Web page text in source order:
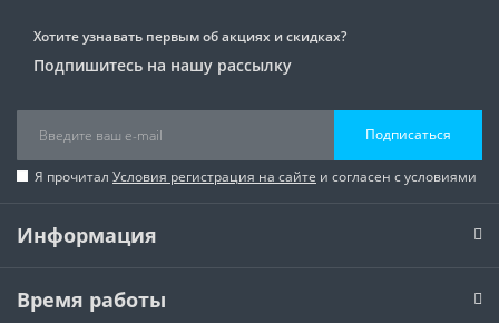
Хотите узнавать первым об акциях и скидках?
Подпишитесь на нашу рассылку
Подписаться
Я прочитал Условия регистрация на сайте и согласен с условиями
Информация
Время работы